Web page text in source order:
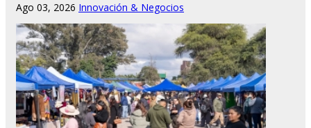
Ago 03, 2026 Innovación & Negocios